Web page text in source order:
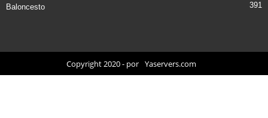
Baloncesto 391
Copyright 2020 - por Yaservers.com